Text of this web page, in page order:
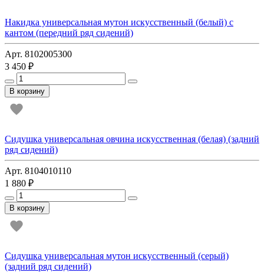
Накидка универсальная мутон искусственный (белый) с
кантом (передний ряд сидений)
Арт. 8102005300
3 450 ₽
В корзину
Сидушка универсальная овчина искусственная (белая) (задний
ряд сидений)
Арт. 8104010110
1 880 ₽
В корзину
Сидушка универсальная мутон искусственный (серый)
(задний ряд сидений)